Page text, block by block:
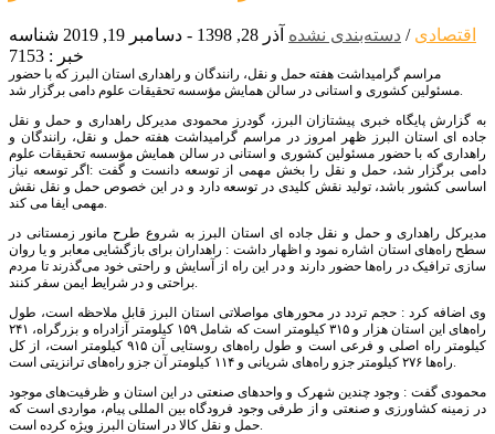
اقتصادی / دسته‌بندی نشده آذر 28, 1398 - دسامبر 19, 2019
شناسه
خبر : 7153
مراسم گرامیداشت هفته حمل و نقل، رانندگان و راهداری استان البرز که با حضور
مسئولین کشوری و استانی در سالن همایش مؤسسه تحقیقات علوم دامی برگزار شد.
به گزارش پایگاه خبری پیشتازان البرز، گودرز محمودی مدیرکل راهداری و حمل و نقل
جاده ای استان البرز ظهر امروز در مراسم گرامیداشت هفته حمل و نقل، رانندگان و
راهداری که با حضور مسئولین کشوری و استانی در سالن همایش مؤسسه تحقیقات علوم
دامی برگزار شد، حمل و نقل را بخش مهمی از توسعه دانست و گفت :اگر توسعه نیاز
اساسی کشور باشد، تولید نقش کلیدی در توسعه دارد و در این خصوص حمل و نقل نقش
مهمی ایفا می کند.
مدیرکل راهداری و حمل و نقل جاده ای استان البرز به شروع طرح مانور زمستانی در
سطح راه‌های استان اشاره نمود و اظهار داشت : راهداران برای بازگشایی معابر و یا روان
سازی ترافیک در راه‌ها حضور دارند و در این راه از آسایش و راحتی خود می‌گذرند تا مردم
براحتی و در شرایط ایمن سفر کنند.
وی اضافه کرد : حجم تردد در محورهای مواصلاتی استان البرز قابل ملاحظه است، طول
راه‌های این استان هزار و ۳۱۵ کیلومتر است که شامل ۱۵۹ کیلومتر آزادراه و بزرگراه، ۲۴۱
کیلومتر راه اصلی و فرعی است و طول راه‌های روستایی آن ۹۱۵ کیلومتر است، از کل
راه‌ها ۲۷۶ کیلومتر جزو راه‌های شریانی و ۱۱۴ کیلومتر آن جزو راه‌های ترانزیتی است.
محمودی گفت : وجود چندین شهرک و واحدهای صنعتی در این استان و ظرفیت‌های موجود
در زمینه کشاورزی و صنعتی و از طرفی وجود فرودگاه بین المللی پیام، مواردی است که
حمل و نقل کالا در استان البرز ویژه کرده است.